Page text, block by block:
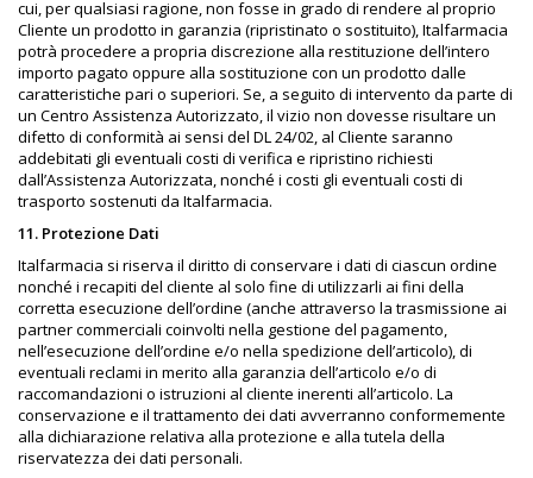
cui, per qualsiasi ragione, non fosse in grado di rendere al proprio
Cliente un prodotto in garanzia (ripristinato o sostituito), Italfarmacia
potrà procedere a propria discrezione alla restituzione dell’intero
importo pagato oppure alla sostituzione con un prodotto dalle
caratteristiche pari o superiori. Se, a seguito di intervento da parte di
un Centro Assistenza Autorizzato, il vizio non dovesse risultare un
difetto di conformità ai sensi del DL 24/02, al Cliente saranno
addebitati gli eventuali costi di verifica e ripristino richiesti
dall’Assistenza Autorizzata, nonché i costi gli eventuali costi di
trasporto sostenuti da Italfarmacia.
11. Protezione Dati
Italfarmacia si riserva il diritto di conservare i dati di ciascun ordine
nonché i recapiti del cliente al solo fine di utilizzarli ai fini della
corretta esecuzione dell’ordine (anche attraverso la trasmissione ai
partner commerciali coinvolti nella gestione del pagamento,
nell’esecuzione dell’ordine e/o nella spedizione dell’articolo), di
eventuali reclami in merito alla garanzia dell’articolo e/o di
raccomandazioni o istruzioni al cliente inerenti all’articolo. La
conservazione e il trattamento dei dati avverranno conformemente
alla dichiarazione relativa alla protezione e alla tutela della
riservatezza dei dati personali.